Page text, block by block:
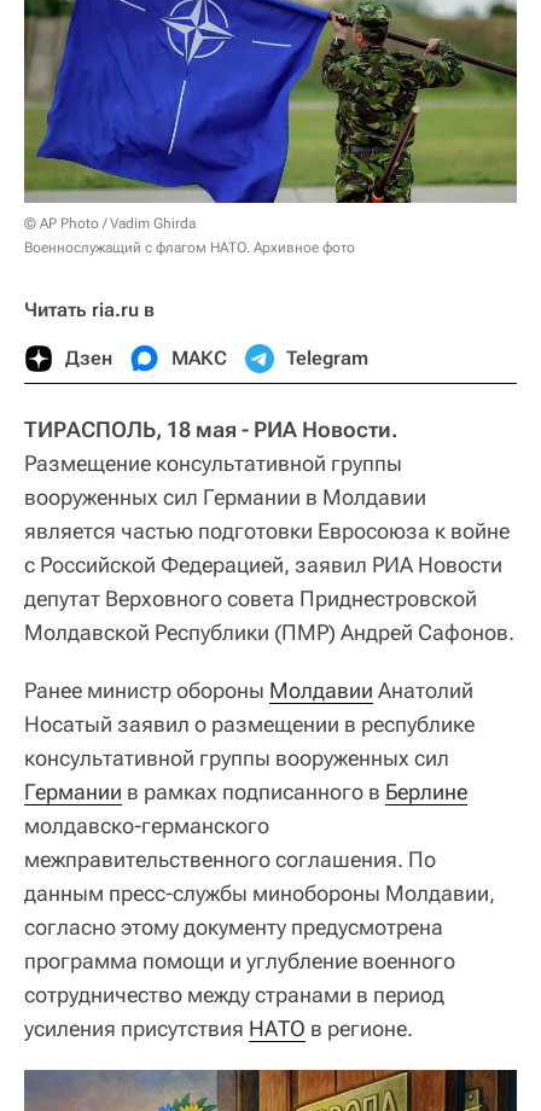
© AP Photo / Vadim Ghirda
Военнослужащий с флагом НАТО. Архивное фото
Читать ria.ru в
Дзен МАКС Telegram
ТИРАСПОЛЬ, 18 мая - РИА Новости.
Размещение консультативной группы
вооруженных сил Германии в Молдавии
является частью подготовки Евросоюза к войне
с Российской Федерацией, заявил РИА Новости
депутат Верховного совета Приднестровской
Молдавской Республики (ПМР) Андрей Сафонов.
Ранее министр обороны Молдавии Анатолий
Носатый заявил о размещении в республике
консультативной группы вооруженных сил
Германии в рамках подписанного в Берлине
молдавско-германского
межправительственного соглашения. По
данным пресс-службы минобороны Молдавии,
согласно этому документу предусмотрена
программа помощи и углубление военного
сотрудничество между странами в период
усиления присутствия НАТО в регионе.